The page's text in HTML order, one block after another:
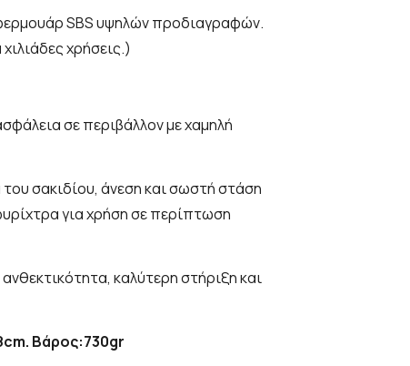
SBS υψηλών προδιαγραφών.
χρήσεις.)
σε περιβάλλον με χαμηλή
σακιδίου, άνεση και σωστή στάση
για χρήση σε περίπτωση
καλύτερη στήριξη και
Βάρος:730gr